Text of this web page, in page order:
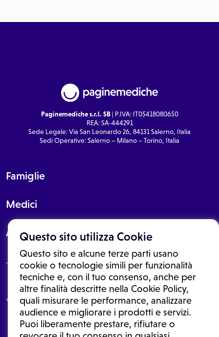
Questo sito utilizza Cookie
Questo sito e alcune terze parti usano
cookie o tecnologie simili per funzionalità
tecniche e, con il tuo consenso, anche per
altre finalità descritte nella Cookie Policy,
quali misurare le performance, analizzare
audience e migliorare i prodotti e servizi.
Puoi liberamente prestare, rifiutare o
Paginemediche s.r.l. SB| P.IVA: IT05418080650
REA: SA-444291
Sede Legale: Via San Leonardo 26, 84131 Salerno, Italia
Sedi Operative: Salerno – Milano – Torino, Italia
Famiglie
Medici
About
Le informazioni proposte in questo sito non sono un consulto medico.
In nessun caso, queste informazioni sostituiscono un consulto, una
visita o una diagnosi formulata dal medico. Non si devono considerare
le informazioni disponibili come suggerimenti per la formulazione di
una diagnosi, la determinazione di un trattamento o l'assunzione o
sospensione di un farmaco senza prima consultare un medico di
medicina generale o uno specialista.